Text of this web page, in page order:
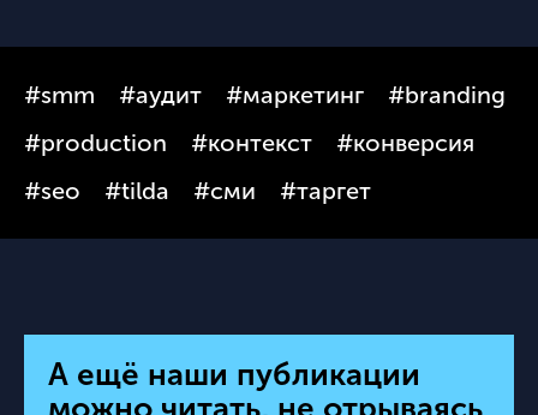
#smm #аудит #маркетинг
#branding
#production
#контекст
#конверсия
#seo
#tilda #сми #таргет
А ещё наши публикации